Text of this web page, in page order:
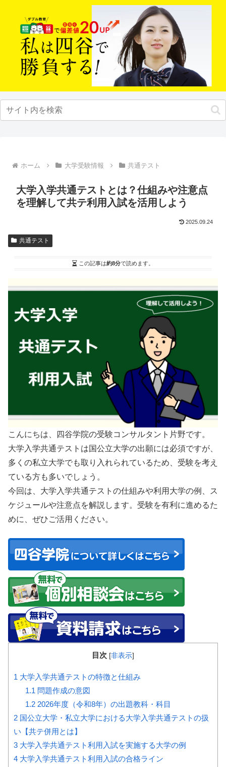
ホーム 大学受験情報 共通テスト
大学入学共通テストとは？仕組みや注意点
を理解して共テ利用入試を活用しよう
2025.09.24
共通テスト
この記事は約8分で読めます。
こんにちは、四谷学院の受験コンサルタント片野です。
大学入学共通テストは国公立大学の出願には必須ですが、
多くの私立大学でも取り入れられているため、受験を考え
ている方も多いでしょう。
今回は、大学入学共通テストの仕組みや利用大学の例、ス
ケジュールや注意点を解説します。受験を有利に進めるた
めに、ぜひご活用ください。
目次 [非表示]
1 大学入学共通テストの特徴と仕組み
1.1 問題作成の意図
1.22026年度（令和8年）の出題教科・科目
2 国公立大学・私立大学における大学入学共通テストの扱
い【共テ併用とは】
3 大学入学共通テスト利用入試を実施する大学の例
4 大学入学共通テスト利用入試の合格ライン